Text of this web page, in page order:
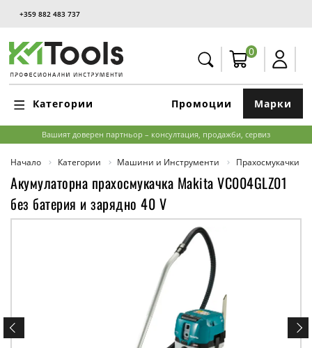
+359 882 483 737
0
Категории Марки
Промоции
Вашият доверен партньор – консултация, продажби, сервиз
Начало Категории Машини и Инструменти Прахосмукачки
Акумулаторна прахосмукачка Makita VC004GLZ01
без батерия и зарядно 40 V